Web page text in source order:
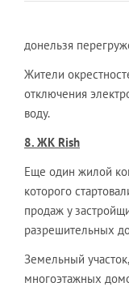
донельзя
Жители
отключения
воду.
8. ЖК Rish
Еще один жилой
которого
продаж у
разрешительных
Земельный
многоэтажных